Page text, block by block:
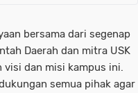
bersama dari segenap
Daerah dan mitra USK
dan misi kampus ini.
semua pihak agar